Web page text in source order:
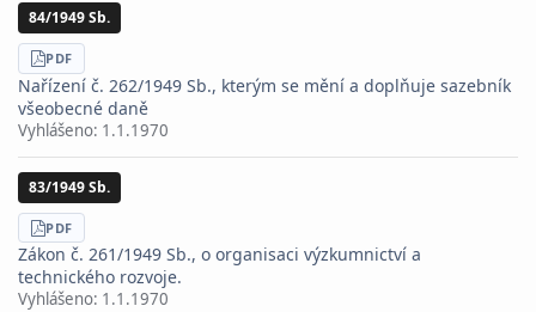
84/1949 Sb.
STÁHNOUT
PDF
Nařízení č. 262/1949 Sb., kterým se mění a doplňuje sazebník
všeobecné daně
Vyhlášeno: 1.1.1970
83/1949 Sb.
STÁHNOUT
PDF
Zákon č. 261/1949 Sb., o organisaci výzkumnictví a
technického rozvoje.
Vyhlášeno: 1.1.1970